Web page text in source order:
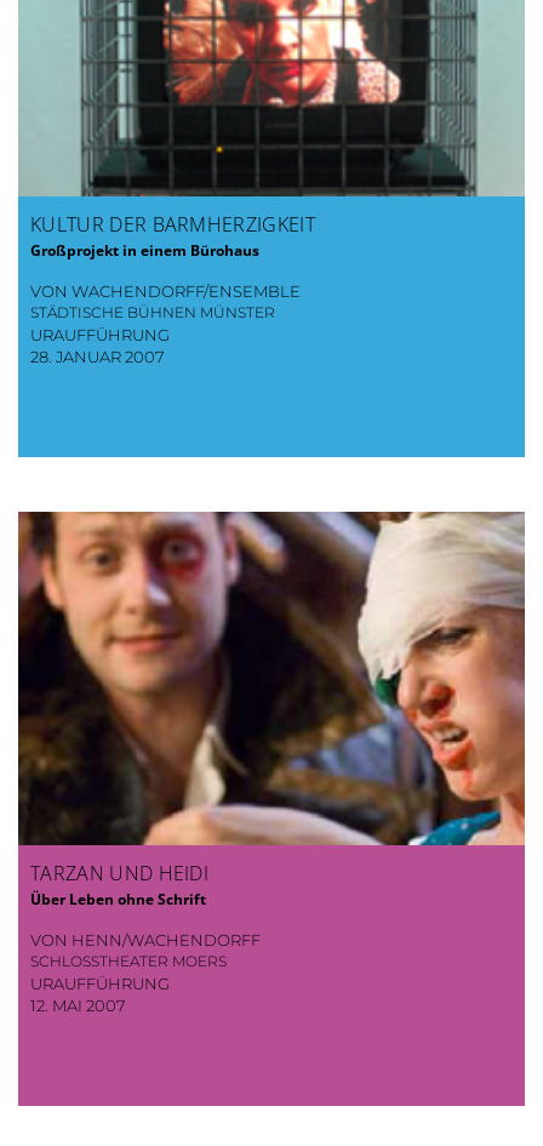
KULTUR DER BARMHERZIGKEIT
Großprojekt in einem Bürohaus
VON WACHENDORFF/ENSEMBLE
STÄDTISCHE BÜHNEN MÜNSTER
URAUFFÜHRUNG
28. JANUAR 2007
TARZAN UND HEIDI
Über Leben ohne Schrift
VON HENN/WACHENDORFF
SCHLOSSTHEATER MOERS
URAUFFÜHRUNG
12. MAI 2007